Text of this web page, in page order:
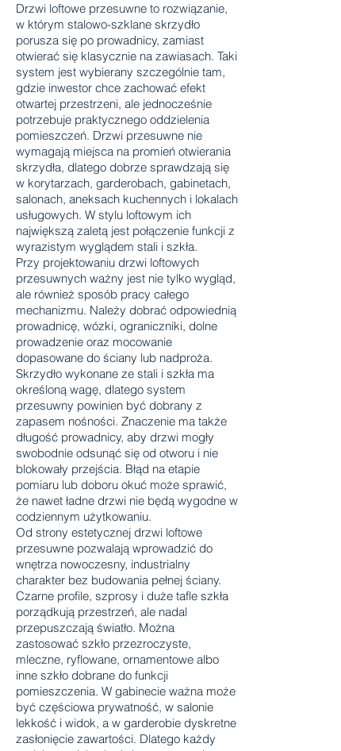
Drzwi loftowe przesuwne to rozwiązanie,
w którym stalowo-szklane skrzydło
porusza się po prowadnicy, zamiast
otwierać się klasycznie na zawiasach. Taki
system jest wybierany szczególnie tam,
gdzie inwestor chce zachować efekt
otwartej przestrzeni, ale jednocześnie
potrzebuje praktycznego oddzielenia
pomieszczeń. Drzwi przesuwne nie
wymagają miejsca na promień otwierania
skrzydła, dlatego dobrze sprawdzają się
w korytarzach, garderobach, gabinetach,
salonach, aneksach kuchennych i lokalach
usługowych. W stylu loftowym ich
największą zaletą jest połączenie funkcji z
wyrazistym wyglądem stali i szkła.
Przy projektowaniu drzwi loftowych
przesuwnych ważny jest nie tylko wygląd,
ale również sposób pracy całego
mechanizmu. Należy dobrać odpowiednią
prowadnicę, wózki, ograniczniki, dolne
prowadzenie oraz mocowanie
dopasowane do ściany lub nadproża.
Skrzydło wykonane ze stali i szkła ma
określoną wagę, dlatego system
przesuwny powinien być dobrany z
zapasem nośności. Znaczenie ma także
długość prowadnicy, aby drzwi mogły
swobodnie odsunąć się od otworu i nie
blokowały przejścia. Błąd na etapie
pomiaru lub doboru okuć może sprawić,
że nawet ładne drzwi nie będą wygodne w
codziennym użytkowaniu.
Od strony estetycznej drzwi loftowe
przesuwne pozwalają wprowadzić do
wnętrza nowoczesny, industrialny
charakter bez budowania pełnej ściany.
Czarne profile, szprosy i duże tafle szkła
porządkują przestrzeń, ale nadal
przepuszczają światło. Można
zastosować szkło przezroczyste,
mleczne, ryflowane, ornamentowe albo
inne szkło dobrane do funkcji
pomieszczenia. W gabinecie ważna może
być częściowa prywatność, w salonie
lekkość i widok, a w garderobie dyskretne
zasłonięcie zawartości. Dlatego każdy